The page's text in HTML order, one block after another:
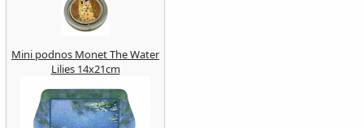
Mini podnos Monet The Water
Lilies 14x21cm